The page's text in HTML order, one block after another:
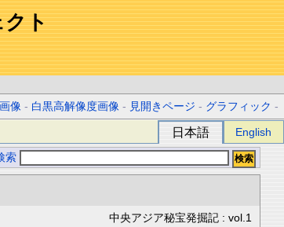
クト
像 - 白黒高解像度画像 - 見開きページ - グラフィック -
日本語 English
索
中央アジア秘宝発掘記 : vol.1